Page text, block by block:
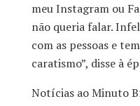
meu Instagram ou
não queria falar.
com as pessoas e
caratismo”, disse à
Notícias ao Minuto